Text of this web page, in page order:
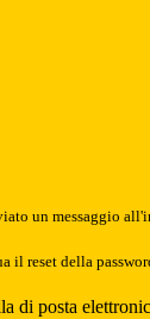
un messaggio
il reset della
di posta